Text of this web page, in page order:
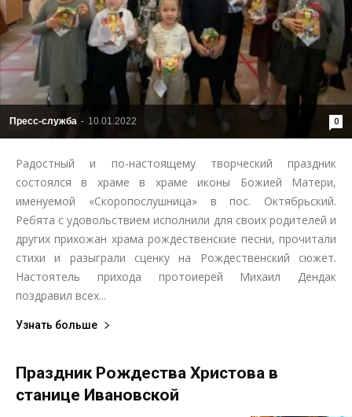
Пресс-служба - 10.01.2022 0
Радостный и по-настоящему творческий праздник
состоялся в храме в храме иконы Божией Матери,
именуемой «Скоропослушница» в пос. Октябрьский.
Ребята с удовольствием исполнили для своих родителей и
других прихожан храма рождественские песни, прочитали
стихи и разыграли сценку на Рождественский сюжет.
Настоятель прихода протоиерей Михаил Дендак
поздравил всех...
Узнать больше
Праздник Рождества Христова в
станице Ивановской